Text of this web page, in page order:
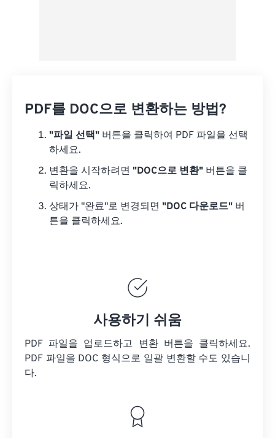
PDF를 DOC으로 변환하는 방법?
"파일 선택" 버튼을 클릭하여 PDF 파일을 선택
하세요.
변환을 시작하려면 "DOC으로 변환" 버튼을 클
릭하세요.
상태가 "완료"로 변경되면 "DOC 다운로드" 버
튼을 클릭하세요.
사용하기 쉬움
PDF 파일을 업로드하고 변환 버튼을 클릭하세요.
PDF 파일을 DOC 형식으로 일괄 변환할 수도 있습니
다.